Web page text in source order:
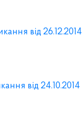
від 26.12.2014
від 24.10.2014